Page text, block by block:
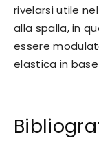
rivelarsi utile
alla spalla, in
essere
elastica in